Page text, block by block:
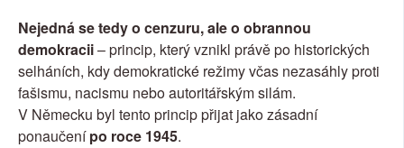
Nejedná se tedy o cenzuru, ale o obrannou
demokracii – princip, který vznikl právě po historických
selháních, kdy demokratické režimy včas nezasáhly proti
fašismu, nacismu nebo autoritářským silám.
V Německu byl tento princip přijat jako zásadní
ponaučení po roce 1945.